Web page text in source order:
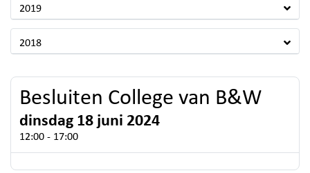
2019
2018
Besluiten College van B&W
dinsdag 18 juni 2024
12:00 - 17:00